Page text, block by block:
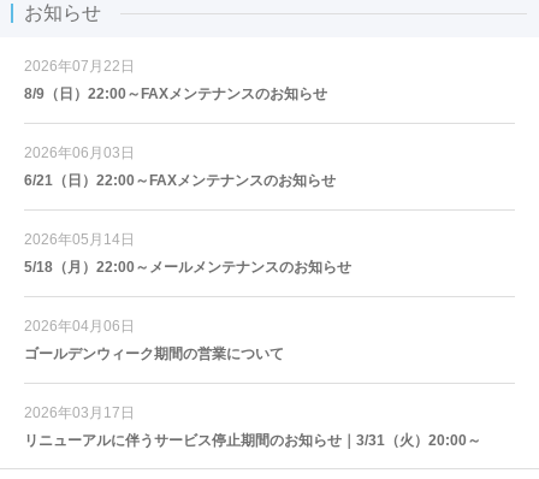
お知らせ
2026年07月22日
8/9（日）22:00～FAXメンテナンスのお知らせ
2026年06月03日
6/21（日）22:00～FAXメンテナンスのお知らせ
2026年05月14日
5/18（月）22:00～メールメンテナンスのお知らせ
2026年04月06日
ゴールデンウィーク期間の営業について
2026年03月17日
リニューアルに伴うサービス停止期間のお知らせ｜3/31（火）20:00～